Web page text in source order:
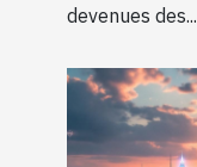
devenues des...